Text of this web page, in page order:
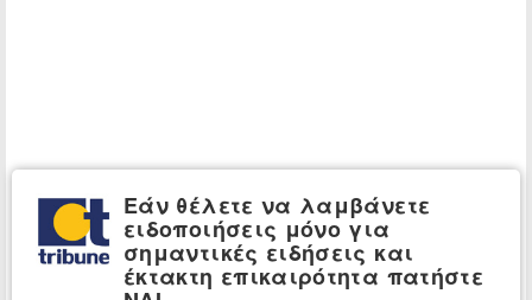
Εάν θέλετε να λαμβάνετε
ειδοποιήσεις μόνο για
σημαντικές ειδήσεις και
έκτακτη επικαιρότητα πατήστε